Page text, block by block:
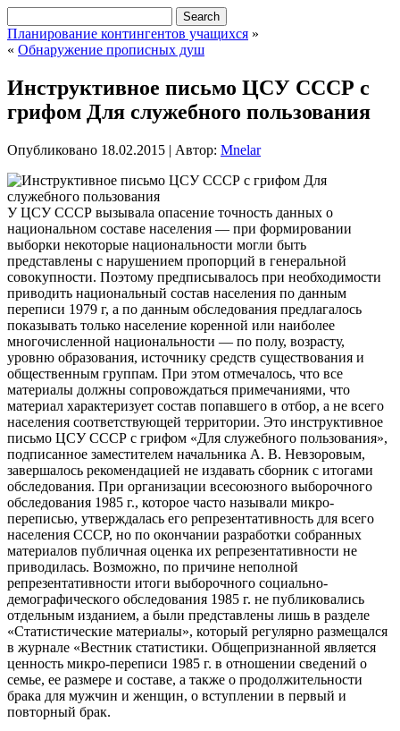
Планирование контингентов учащихся »
« Обнаружение прописных душ
Инструктивное письмо ЦСУ СССР с
грифом Для служебного пользования
Опубликовано 18.02.2015 | Автор: Mnelar
У ЦСУ СССР вызывала опасение точность данных о
национальном составе населения — при формировании
выборки некоторые национальности могли быть
представлены с нарушением пропорций в генеральной
совокупности. Поэтому предписывалось при необходимости
приводить национальный состав населения по данным
переписи 1979 г, а по данным обследования предлагалось
показывать только население коренной или наиболее
многочисленной национальности — по полу, возрасту,
уровню образования, источнику средств существования и
общественным группам. При этом отмечалось, что все
материалы должны сопровождаться примечаниями, что
материал характеризует состав попавшего в отбор, а не всего
населения соответствующей территории. Это инструктивное
письмо ЦСУ СССР с грифом «Для служебного пользования»,
подписанное заместителем начальника А. В. Невзоровым,
завершалось рекомендацией не издавать сборник с итогами
обследования. При организации всесоюзного выборочного
обследования 1985 г., которое часто называли микро-
переписью, утверждалась его репрезентативность для всего
населения СССР, но по окончании разработки собранных
материалов публичная оценка их репрезентативности не
приводилась. Возможно, по причине неполной
репрезентативности итоги выборочного социально-
демографического обследования 1985 г. не публиковались
отдельным изданием, а были представлены лишь в разделе
«Статистические материалы», который регулярно размещался
в журнале «Вестник статистики. Общепризнанной является
ценность микро-переписи 1985 г. в отношении сведений о
семье, ее размере и составе, а также о продолжительности
брака для мужчин и женщин, о вступлении в первый и
повторный брак.